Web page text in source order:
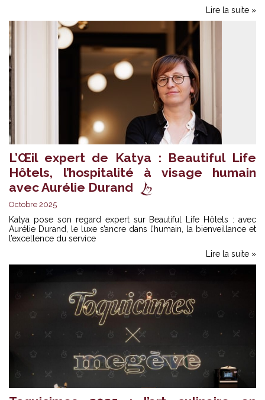
Lire la suite »
L’Œil expert de Katya : Beautiful Life
Hôtels, l’hospitalité à visage humain
avec Aurélie Durand
Octobre 2025
Katya pose son regard expert sur Beautiful Life Hôtels : avec
Aurélie Durand, le luxe s’ancre dans l’humain, la bienveillance et
l’excellence du service
Lire la suite »